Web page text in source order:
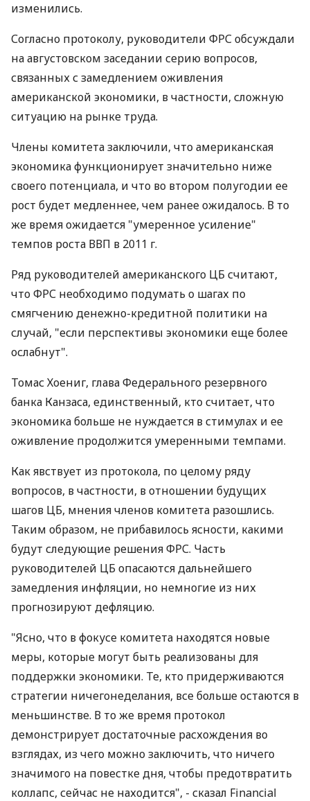
изменились.
Согласно протоколу, руководители ФРС обсуждали
на августовском заседании серию вопросов,
связанных с замедлением оживления
американской экономики, в частности, сложную
ситуацию на рынке труда.
Члены комитета заключили, что американская
экономика функционирует значительно ниже
своего потенциала, и что во втором полугодии ее
рост будет медленнее, чем ранее ожидалось. В то
же время ожидается "умеренное усиление"
темпов роста ВВП в 2011 г.
Ряд руководителей американского ЦБ считают,
что ФРС необходимо подумать о шагах по
смягчению денежно-кредитной политики на
случай, "если перспективы экономики еще более
ослабнут".
Томас Хоениг, глава Федерального резервного
банка Канзаса, единственный, кто считает, что
экономика больше не нуждается в стимулах и ее
оживление продолжится умеренными темпами.
Как явствует из протокола, по целому ряду
вопросов, в частности, в отношении будущих
шагов ЦБ, мнения членов комитета разошлись.
Таким образом, не прибавилось ясности, какими
будут следующие решения ФРС. Часть
руководителей ЦБ опасаются дальнейшего
замедления инфляции, но немногие из них
прогнозируют дефляцию.
"Ясно, что в фокусе комитета находятся новые
меры, которые могут быть реализованы для
поддержки экономики. Те, кто придерживаются
стратегии ничегонеделания, все больше остаются в
меньшинстве. В то же время протокол
демонстрирует достаточные расхождения во
взглядах, из чего можно заключить, что ничего
значимого на повестке дня, чтобы предотвратить
коллапс, сейчас не находится", - сказал Financial